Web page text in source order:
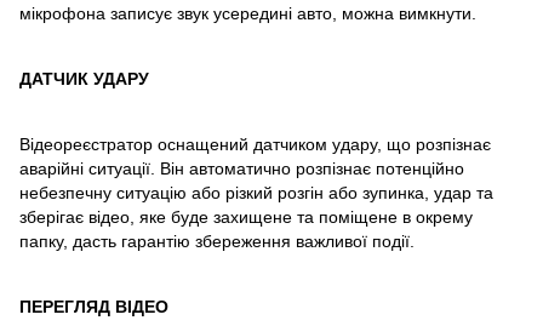
мікрофона записує звук усередині авто, можна вимкнути.
ДАТЧИК УДАРУ
Відеореєстратор оснащений датчиком удару, що розпізнає
аварійні ситуації. Він автоматично розпізнає потенційно
небезпечну ситуацію або різкий розгін або зупинка, удар та
зберігає відео, яке буде захищене та поміщене в окрему
папку, дасть гарантію збереження важливої ​​події.
ПЕРЕГЛЯД ВІДЕО